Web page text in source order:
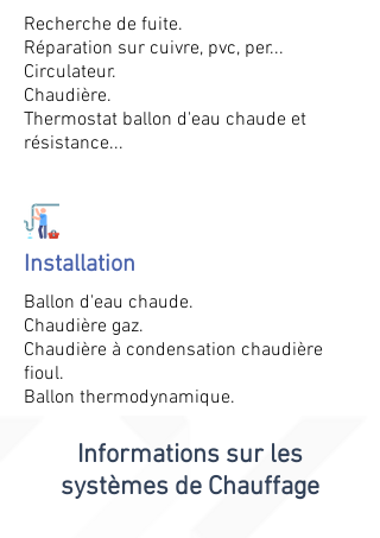
Recherche de fuite.
Réparation sur cuivre, pvc, per...
Circulateur.
Chaudière.
Thermostat ballon d'eau chaude et
résistance...
Installation
Ballon d'eau chaude.
Chaudière gaz.
Chaudière à condensation chaudière
fioul.
Ballon thermodynamique.
Informations sur les
systèmes de Chauffage